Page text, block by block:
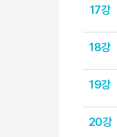
17강
18강
19강
20강